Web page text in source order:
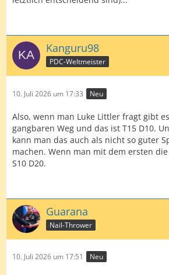
Kanguru98
PDC-Weltmeister
10. Juli 2026 um 17:33 Neu
Also, wenn man Luke Littler fragt gibt
gangbaren Weg und das ist T15 D10.
kann man das auch als nicht so guter
machen. Wenn man mit dem ersten
S10 D20.
Guarana
Nail-Thrower
10. Juli 2026 um 17:51 Neu